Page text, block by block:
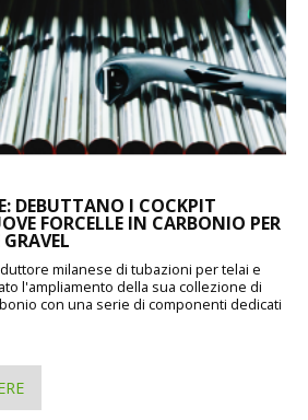
DEBUTTANO I COCKPIT
FORCELLE IN CARBONIO PER
milanese di tubazioni per telai e
l'ampliamento della sua collezione di
con una serie di componenti dedicati